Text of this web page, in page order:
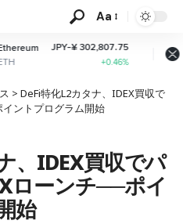
Aa
XRP
XRP
JPY-¥
-
> DeFi特化L2カタナ、IDEX買収で
ントプログラム開始
、IDEX買収でパ
ローンチ──ポイ
始